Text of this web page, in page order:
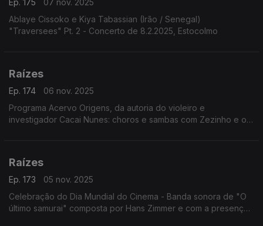
Ep. 175
07 nov. 2025
Ablaye Cissoko e Kiya Tabassian (Irão / Senegal)
"Traversees" Pt. 2 - Concerto de 8.2.2025, Estocolmo
Raízes
Ep. 174
06 nov. 2025
Programa Acervo Origens, da autoria do violeiro e
investigador Cacai Nunes: choros e sambas com Zezinho e os
Raízes
Ep. 173
05 nov. 2025
Celebração do Dia Mundial do Cinema - Banda sonora de "O
último samurai" composta por Hans Zimmer e com a presença